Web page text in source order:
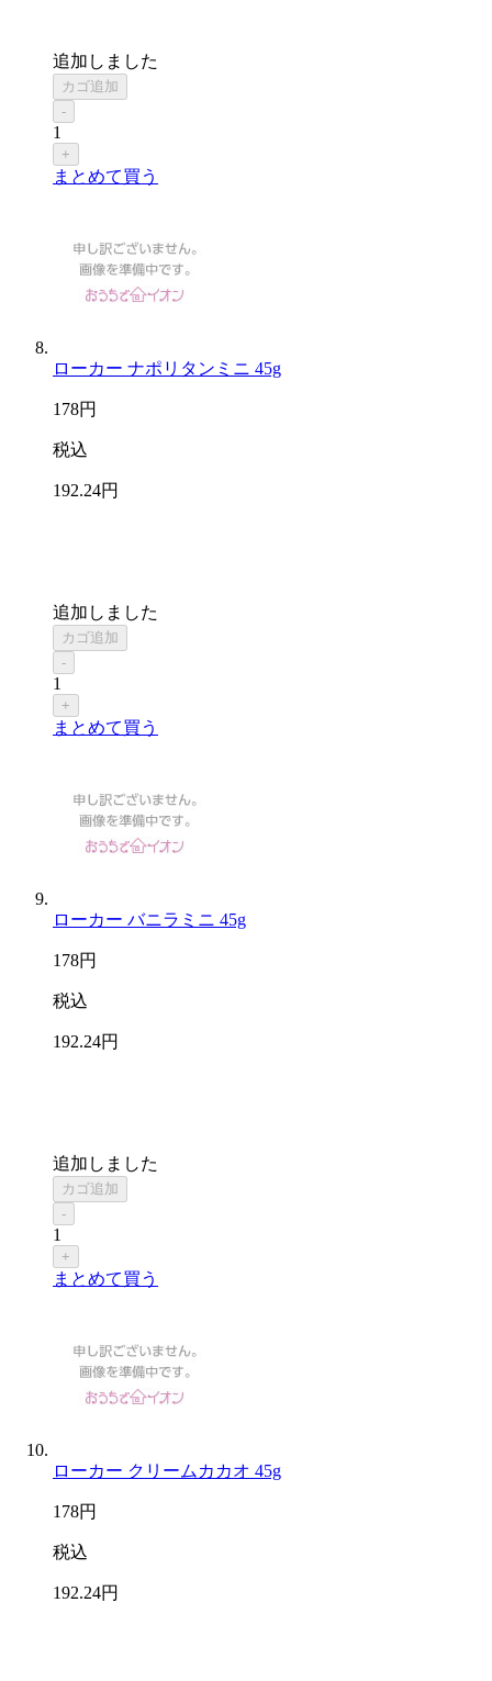
追加しました
カゴ追加
-
1
+
まとめて買う
ローカー ナポリタンミニ 45g
178円
税込
192.24円
追加しました
カゴ追加
-
1
+
まとめて買う
ローカー バニラミニ 45g
178円
税込
192.24円
追加しました
カゴ追加
-
1
+
まとめて買う
ローカー クリームカカオ 45g
178円
税込
192.24円